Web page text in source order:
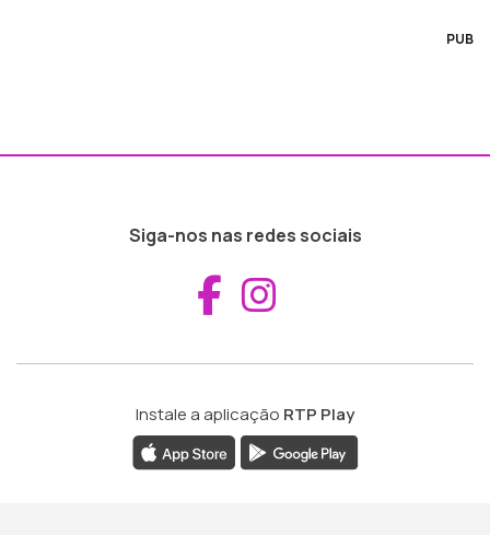
PUB
Siga-nos nas redes sociais
Aceder ao
Instale a aplicação RTP Play